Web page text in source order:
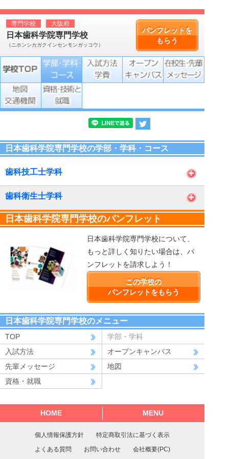
パンフレットを
もらう
専門学校 大阪府
日本歯科学院専門学校
（ニホンシカガクインセンモンガッコウ）
日本歯科学院専門学校の学部・学科・コース
歯科技工士学科
歯科衛生士学科
日本歯科学院専門学校のパンフレット
日本歯科学院専門学校について、
もっと詳しく知りたい場合は、パ
ンフレットを請求しよう！
この学校の
パンフレットをもらう
日本歯科学院専門学校のメニュー
TOP
学部・学科
入試方法
オープンキャンパス
先輩メッセージ
地図
資格・就職
HOME MENU
個人情報保護方針
特定商取引法に基づく表示
よくある質問
お問い合わせ 会社概要(PC)